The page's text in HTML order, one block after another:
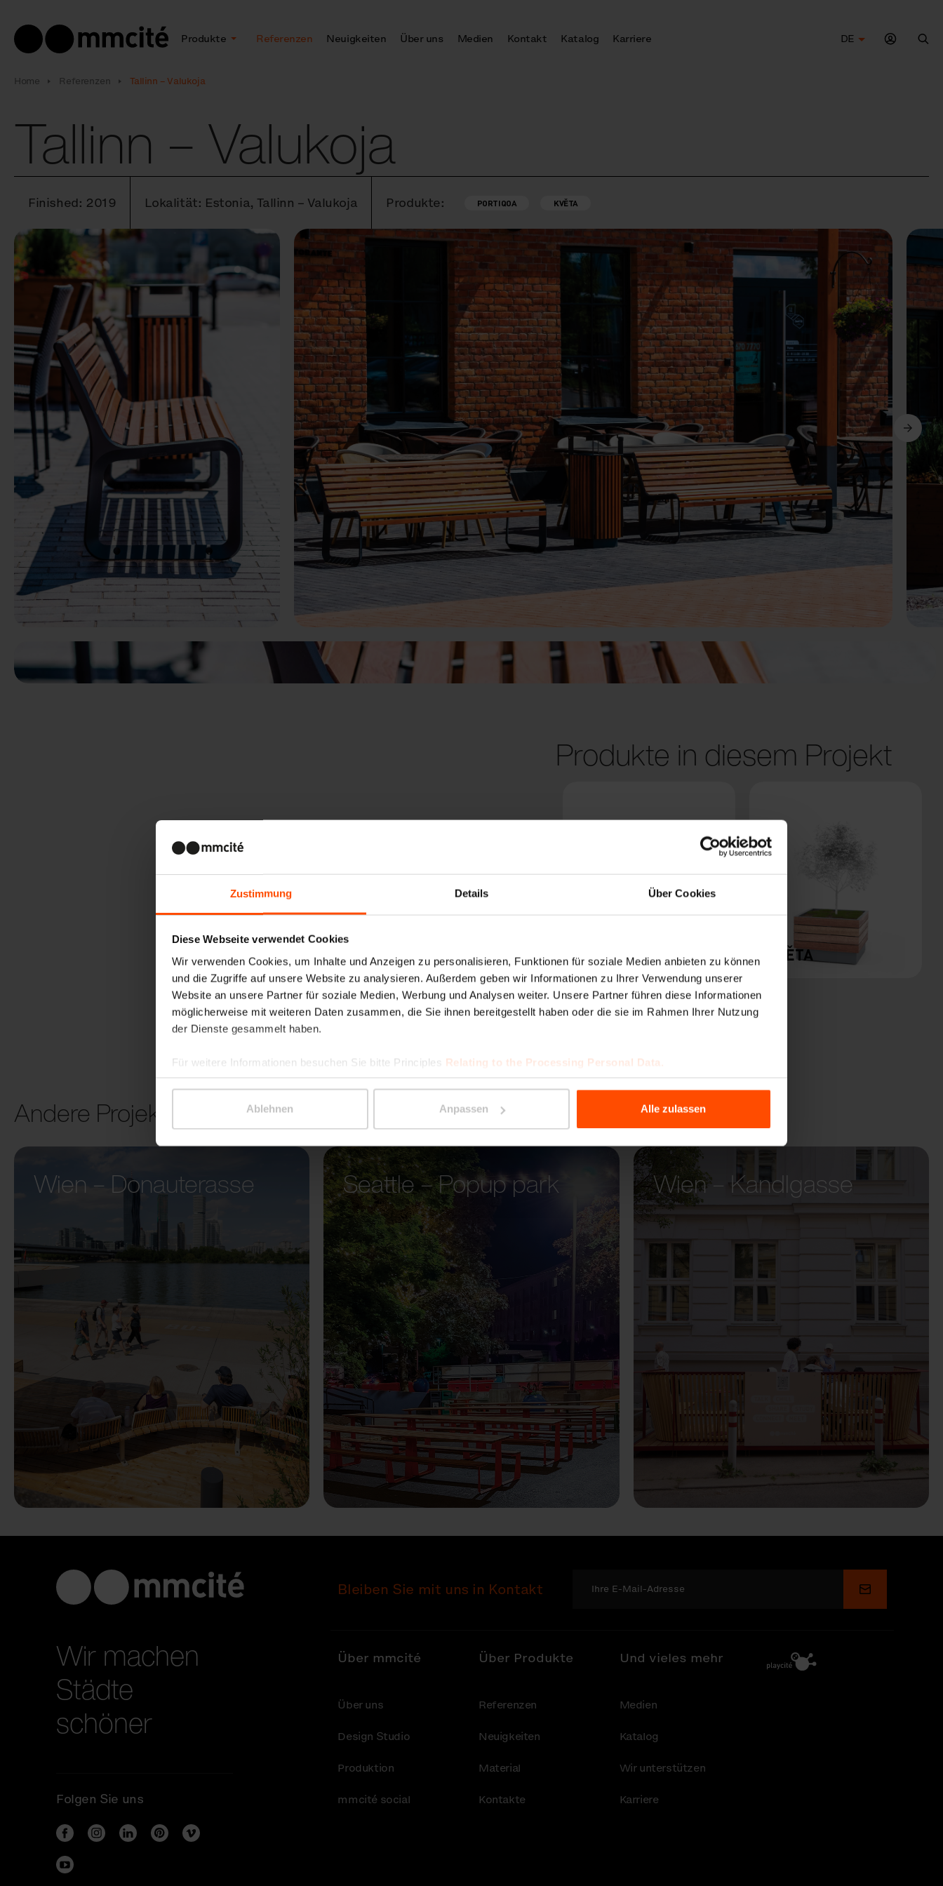
Zustimmung Details Über Cookies
Diese Webseite verwendet Cookies
Wir verwenden Cookies, um Inhalte und Anzeigen zu personalisieren, Funktionen für soziale Medien anbieten zu können
und die Zugriffe auf unsere Website zu analysieren. Außerdem geben wir Informationen zu Ihrer Verwendung unserer
Website an unsere Partner für soziale Medien, Werbung und Analysen weiter. Unsere Partner führen diese Informationen
möglicherweise mit weiteren Daten zusammen, die Sie ihnen bereitgestellt haben oder die sie im Rahmen Ihrer Nutzung
der Dienste gesammelt haben.
Für weitere Informationen besuchen Sie bitte Principles Relating to the Processing Personal Data.
Ablehnen Anpassen Alle zulassen
Produkte Referenzen Neuigkeiten Über uns Medien Kontakt Katalog Karriere
DE
Home Referenzen Tallinn – Valukoja
Tallinn – Valukoja
Finished: 2019 Lokalität: Estonia, Tallinn – Valukoja Produkte: PORTIQOA KVĚTA
Weiter
Produkte in diesem Projekt
PORTIQOA KVĚTA
Andere Projekte
Wien – Donauterasse
Seattle – Popup park Wien – Kandlgasse
Wir machen
Städte
schöner
Folgen Sie uns
Bleiben Sie mit uns in Kontakt Senden
Über mmcité
Über uns
Design Studio
Produktion
mmcité social
Über Produkte
Referenzen
Neuigkeiten
Material
Kontakte
Und vieles mehr
Medien
Katalog
Wir unterstützen
Karriere